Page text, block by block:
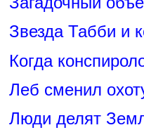
Звезда Табби и
Когда
Леб сменил
Люди делят